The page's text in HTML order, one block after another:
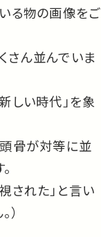
る物の画像をご
さん並んでいま
しい時代」を象
骨が対等に並
された」と言い
）